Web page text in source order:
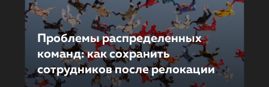
Проблемы распределенных
команд: как сохранить
сотрудников после релокации